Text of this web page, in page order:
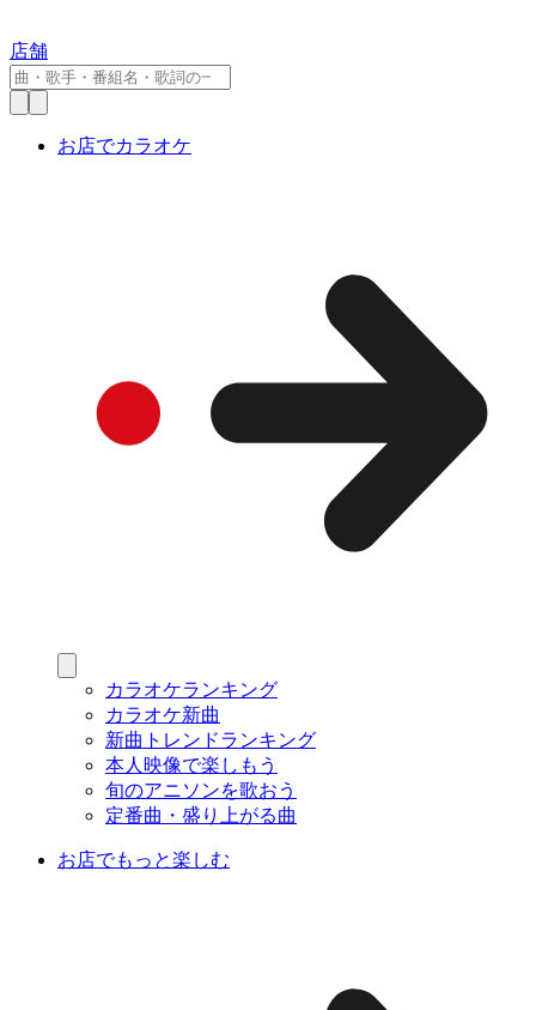
店舗
お店でカラオケ
カラオケランキング
カラオケ新曲
新曲トレンドランキング
本人映像で楽しもう
旬のアニソンを歌おう
定番曲・盛り上がる曲
お店でもっと楽しむ